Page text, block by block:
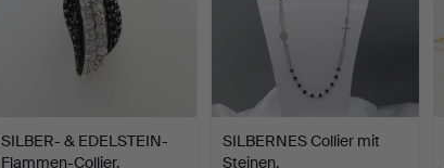
SILBER- & EDELSTEIN-
Flammen-Collier.
SILBERNES Collier mit
Steinen.